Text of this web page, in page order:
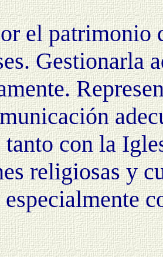
el patrimonio
Gestionarla
con la
religiosas y